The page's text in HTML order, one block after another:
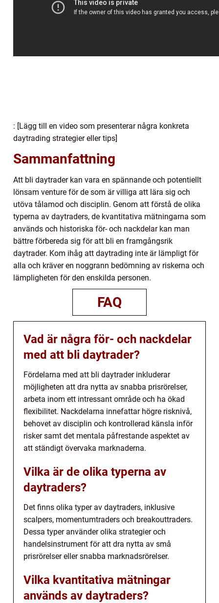
: [Lägg till en video som presenterar några konkreta
daytrading strategier eller tips]
Sammanfattning
Att bli daytrader kan vara en spännande och potentiellt
lönsam venture för de som är villiga att lära sig och
utöva tålamod och disciplin. Genom att förstå de olika
typerna av daytraders, de kvantitativa mätningarna som
används och historiska för- och nackdelar kan man
bättre förbereda sig för att bli en framgångsrik
daytrader. Kom ihåg att daytrading inte är lämpligt för
alla och kräver en noggrann bedömning av riskerna och
lämpligheten för den enskilda personen.
FAQ
Vad är några för- och nackdelar
med att bli daytrader?
Fördelarna med att bli daytrader inkluderar
möjligheten att dra nytta av snabba prisrörelser,
arbeta inom ett intressant område och ha ökad
flexibilitet. Nackdelarna innefattar högre risknivå,
behovet av disciplin och kontrollerad känsla inför
risker samt det mentala påfrestande aspektet av
att ständigt övervaka marknaderna.
Vilka är de olika typerna av
daytraders?
Det finns olika typer av daytraders, inklusive
scalpers, momentumtraders och breakouttraders.
Dessa typer använder olika strategier och
handelsinstrument för att dra nytta av små
prisrörelser eller snabba marknadsrörelser.
Vilka kvantitativa mätningar
används av daytraders?